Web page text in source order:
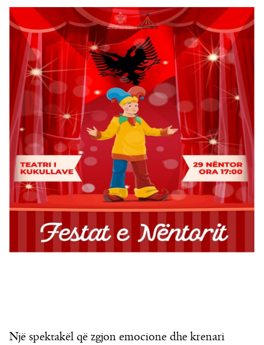
Një spektakël që zgjon emocione dhe krenari